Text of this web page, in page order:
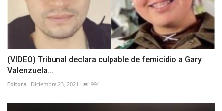
(VIDEO) Tribunal declara culpable de femicidio a Gary
Valenzuela...
Editora Diciembre 23, 2021 994